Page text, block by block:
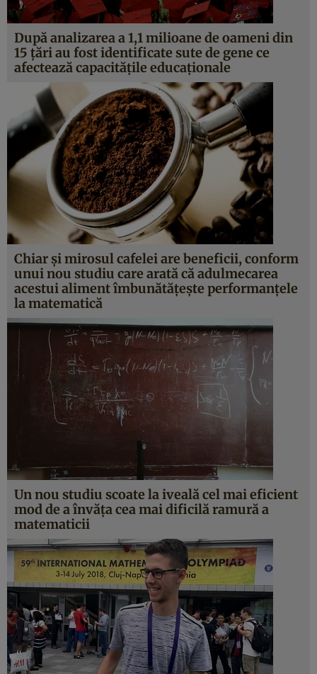
După analizarea a 1,1 milioane de oameni din
15 ţări au fost identificate sute de gene ce
afectează capacităţile educaţionale
Chiar şi mirosul cafelei are beneficii, conform
unui nou studiu care arată că adulmecarea
acestui aliment îmbunătăţeşte performanţele
la matematică
Un nou studiu scoate la iveală cel mai eficient
mod de a învăţa cea mai dificilă ramură a
matematicii